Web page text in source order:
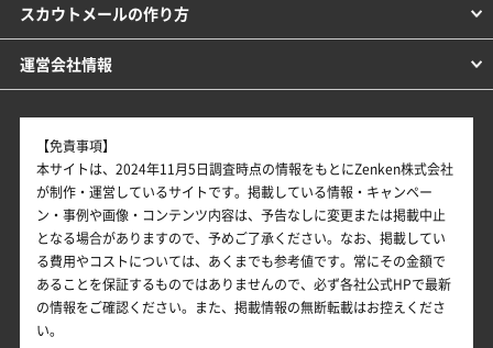
スカウトメールの作り方
運営会社情報
【免責事項】
本サイトは、2024年11月5日調査時点の情報をもとにZenken株式会社
が制作・運営しているサイトです。掲載している情報・キャンペー
ン・事例や画像・コンテンツ内容は、予告なしに変更または掲載中止
となる場合がありますので、予めご了承ください。なお、掲載してい
る費用やコストについては、あくまでも参考値です。常にその金額で
あることを保証するものではありませんので、必ず各社公式HPで最新
の情報をご確認ください。また、掲載情報の無断転載はお控えくださ
い。